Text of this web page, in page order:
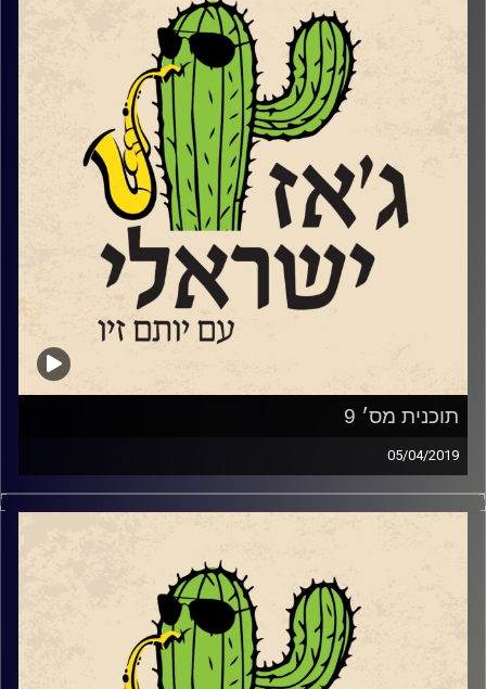
ג'אז ישראלי" בהגשת יותם זיו, היא התכנית
היחידה בארץ ובעולם שעושה כבוד לג'אז
הישראלי. כל שבוע יתארחו מוזיקאי ג'אז
מהמנוסה ועד לאלה שבתחילת דרכם שישמיעו
לנו מיצירותיהם, נשוחח עם המורות והמורים של
מגמות הג'אז ברחבי הארץ, ובין לבין נשמע גם
ג'אז ישראלי משובח.
השבוע ערכנו ראיון משותף עםתירצה
שמקיימת בסלון ביתה מופעי ג'ז ישראלי
כריס שהופיע אצלה בסלון
בנוסף שוחחנו גם עם המלחין ונגן
הטרומבון יונתן וולצ'וק.
!
קרדיט תמונות:רותם בר-אילן
תוכנית מס׳ 9
05/04/2019
הג'אז הישראלי ומוזיקאי הג'אז שלנו מובילים את
ג'אז ישראלי" בהגשת יותם זיו, היא התכנית
היחידה בארץ ובעולם שעושה כבוד לג'אז